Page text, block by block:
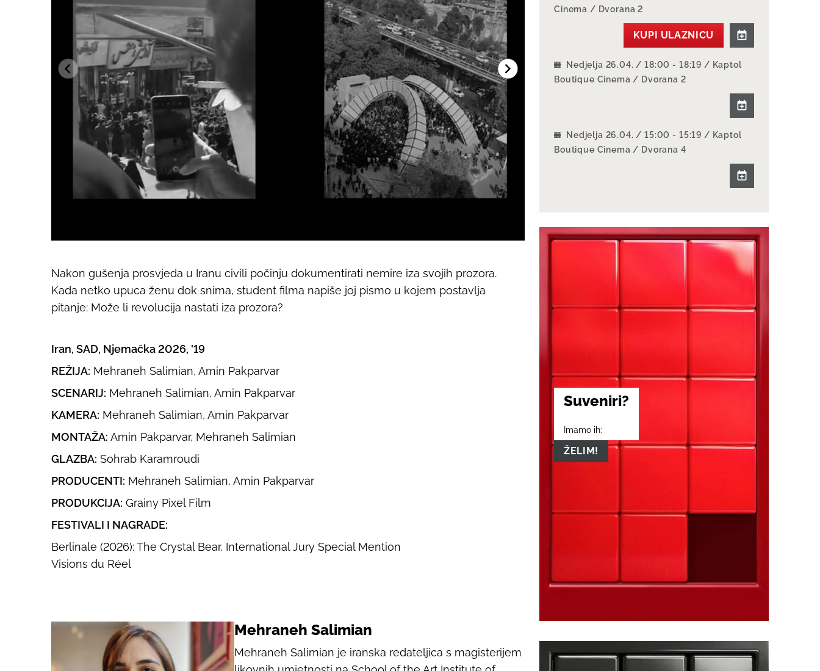
Nakon gušenja prosvjeda u Iranu civili počinju dokumentirati nemire iza svojih prozora.
Kada netko upuca ženu dok snima, student filma napiše joj pismo u kojem postavlja
pitanje: Može li revolucija nastati iza prozora?
Iran, SAD, Njemačka 2026, '19
REŽIJA: Mehraneh Salimian, Amin Pakparvar
SCENARIJ: Mehraneh Salimian, Amin Pakparvar
KAMERA: Mehraneh Salimian, Amin Pakparvar
MONTAŽA: Amin Pakparvar, Mehraneh Salimian
GLAZBA: Sohrab Karamroudi
PRODUCENTI: Mehraneh Salimian, Amin Pakparvar
PRODUKCIJA: Grainy Pixel Film
FESTIVALI I NAGRADE:
Berlinale (2026): The Crystal Bear, International Jury Special Mention
Visions du Réel
Mehraneh Salimian
Mehraneh Salimian je iranska redateljica s magisterijem
Cinema / Dvorana 2
KUPI ULAZNICU
Nedjelja 26.04. / 18:00 - 18:19 / Kaptol
Boutique Cinema / Dvorana 2
Nedjelja 26.04. / 15:00 - 15:19 / Kaptol
Boutique Cinema / Dvorana 4
Suveniri?
Imamo ih:
ŽELIM!